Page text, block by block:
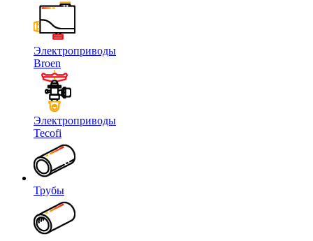
Электроприводы
Broen
Электроприводы
Tecofi
Трубы